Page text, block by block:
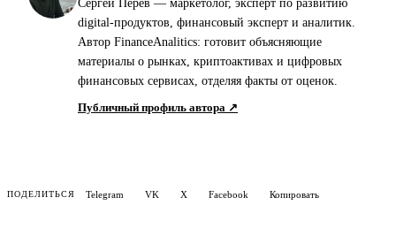
Автор FinanceAnalitics: готовит объясняющие
материалы о рынках, криптоактивах и цифровых
финансовых сервисах, отделяя факты от оценок.
Публичный профиль автора ↗